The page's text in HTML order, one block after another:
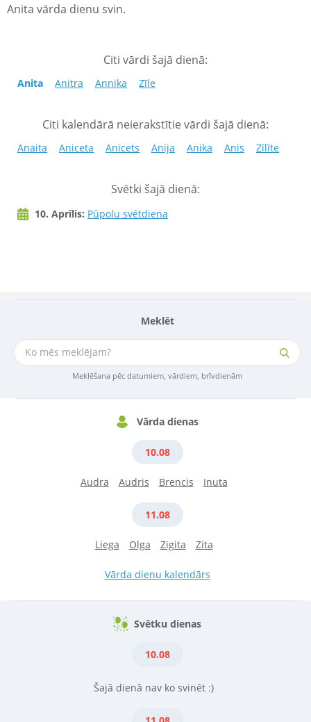
Meklēt
Meklēšana pēc datumiem, vārdiem, brīvdienām
Vārda dienas
10.08
Audra Audris Brencis Inuta
11.08
Liega Olga Zigita Zita
Vārda dienu kalendārs
Svētku dienas
10.08
Šajā dienā nav ko svinēt :)
Anita vārda dienu svin.
Citi vārdi šajā dienā:
Anita Anitra Annika Zīle
Citi kalendārā neierakstītie vārdi šajā dienā:
Anaita Aniceta Anicets Anija Anika Anis Zīlīte
Svētki šajā dienā:
10. Aprīlis: Pūpolu svētdiena